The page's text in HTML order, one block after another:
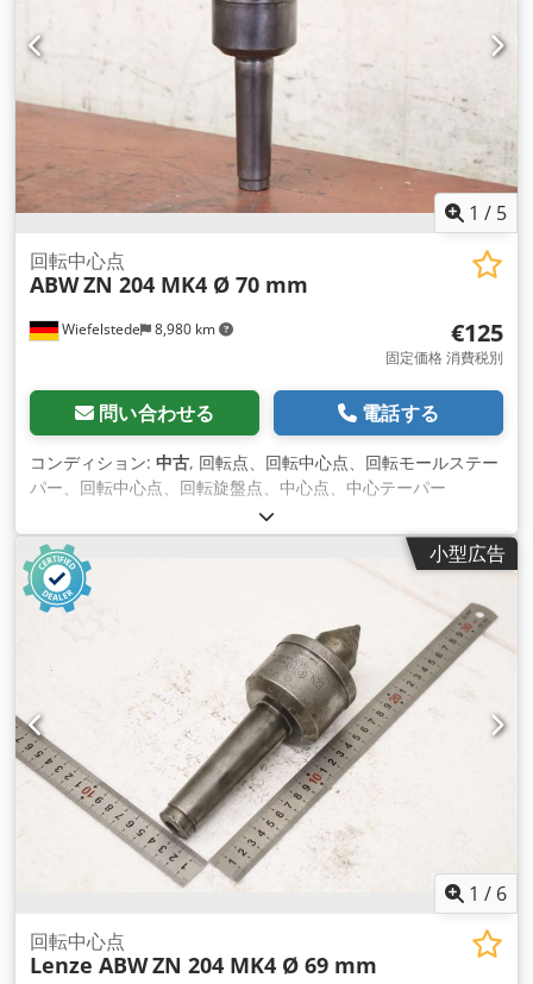
1 / 5
Wiefelstede 8,980 km
回転中心点
ABWZN 204 MK4 Ø 70 mm
€125
固定価格 消費税別
問い合わせる 電話する
コンディション: 中古, 回転点、回転中心点、回転モールステー
パー、回転中心点、回転旋盤点、中心点、中心テーパー
Dksdpfx Astxkvfjifor -メーカー: ABW, ライブセンターポイント
-タイプ: ZN 204 -取付: MK4 -寸法: Ø 70 x 220 mm -重量：2.1
kg
小型広告
1 / 6
回転中心点
Lenze ABWZN 204 MK4 Ø 69 mm